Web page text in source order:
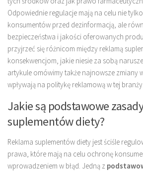
Odpowiednie regulacje mają na celu nie
konsumentów przed dezinformacją, ale
bezpieczeństwa i jakości oferowanych
przyjrzeć się różnicom między reklamą
konsekwencjom, jakie niesie za sobą
artykule omówimy także najnowsze zmiany
wpływają na politykę reklamową w tej branży.
Jakie są podstawowe
suplementów diety?
Reklama suplementów diety jest ściśle
prawa, które mają na celu ochronę
wprowadzeniem w błąd. Jedną z